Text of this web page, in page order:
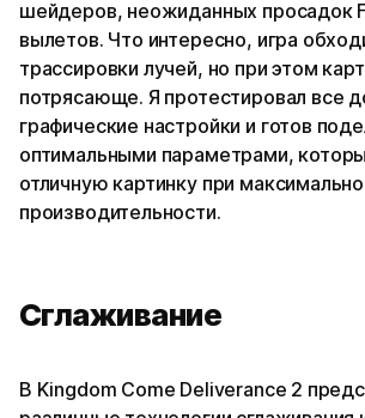
шейдеров, неожиданных просадок
вылетов. Что интересно, игра
трассировки лучей, но при этом
потрясающе. Я протестировал все
графические настройки и готов
оптимальными параметрами,
отличную картинку при
производительности.
Сглаживание
В Kingdom Come Deliverance 2